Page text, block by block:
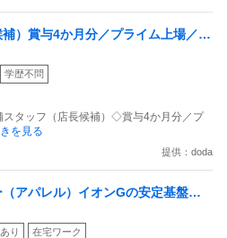
）賞与4か月分／プライム上場／残
数
学歴不問
スタッフ（店長候補）◇賞与4か月分／プ
を見る
提供：doda
アパレル）イオンGの安定基盤／
り 在宅ワーク